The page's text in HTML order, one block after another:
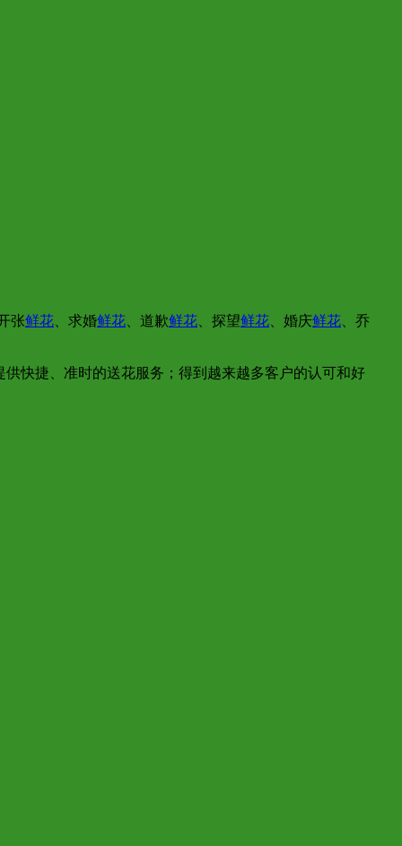
张鲜花 、求婚鲜花 、道歉鲜花 、探望鲜花 、婚庆鲜花 、乔
快捷、准时的送花服务；得到越来越多客户的认可和好